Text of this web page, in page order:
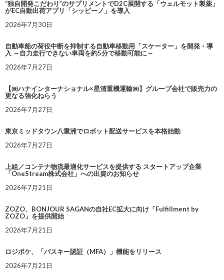
“独自開発こだわり”のサプリメントでD2C展開する「ウェルモット製薬」
がEC自動出荷アプリ「シッピーノ」を導入
2026年7月30日
自動車船の荷役中断を抑制する自動車移動用「スケーター」を開発・導
入 ～自力走行できない車両を約5分で移動可能に～
2026年7月27日
【㈱ハナインターナショナル×星清重機運輸㈱】グループ会社で販売力の
更なる強化ねらう
2026年7月27日
東京ミッドタウン八重洲でロボット配送サービスを本格始動
2026年7月27日
上組／コンテナ物流最適化サービスを提供する スタートアップ企業
「OneStream株式会社」への出資のお知らせ
2026年7月21日
ZOZO、BONJOUR SAGANの自社EC拡大に向け「Fulfillment by
ZOZO」を提供開始
2026年7月21日
ロジポケ、「パスキー認証（MFA）」機能をリリース
2026年7月21日